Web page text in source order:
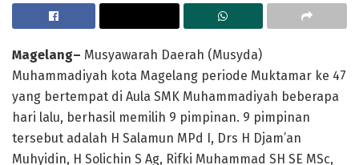
Magelang– Musyawarah Daerah (Musyda)
Muhammadiyah kota Magelang periode Muktamar ke 47
yang bertempat di Aula SMK Muhammadiyah beberapa
hari lalu, berhasil memilih 9 pimpinan. 9 pimpinan
tersebut adalah H Salamun MPd I, Drs H Djam’an
Muhyidin, H Solichin S Ag, Rifki Muhammad SH SE MSc,